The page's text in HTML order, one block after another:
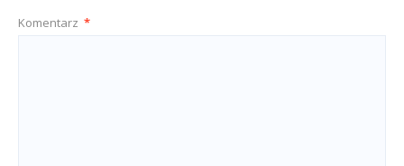
Komentarz *